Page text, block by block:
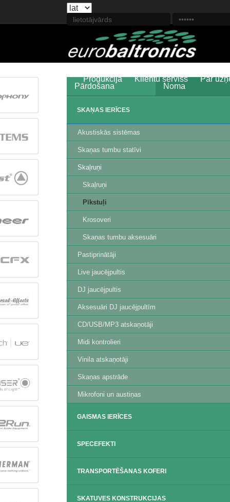
Produkcija Klientu serviss
Par
Pārdošana
Noma
SKAŅAS IERĪCES
Akustiskās sistēmas
Skaņas tumbu statīvi
Skaļruņi
Skaļruņi
Pīkstuļi
Krosoveri
Skaņas tumbu aksesuāri
Pastiprinātāji
Live jaucējpultis
DJ jaucējpultis
Aksesuāri DJ jaucējpultīm
CD/USB/MP3 atskaņotāji
Midi kontrolieri
Vinila atskaņotāji
Skaņas apstrāde
Mikrofoni un austiņas
GAISMAS IERĪCES
SPECEFEKTI
TRANSPORTĒŠANAS KOFERI
SKATUVES KONSTRUKCIJAS